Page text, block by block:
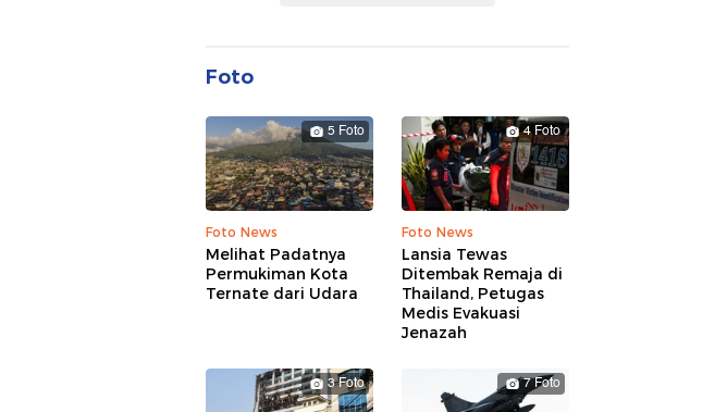
Foto
5 Foto
Foto News
Melihat Padatnya
Permukiman Kota
Ternate dari Udara
4 Foto
Foto News
Lansia Tewas
Ditembak Remaja di
Thailand, Petugas
Medis Evakuasi
Jenazah
3 Foto 7 Foto